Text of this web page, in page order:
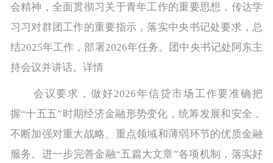
会精神，全面贯彻习关于青年工作的重要思想，传达学
习习对群团工作的重要指示，落实中央书记处要求，总
结2025年工作，部署2026年任务。团中央书记处阿东主
持会议并讲话。详情
会议要求，做好2026年信贷市场工作要准确把
握“十五五”时期经济金融形势变化，统筹发展和安全，
不断加强对重大战略、重点领域和薄弱环节的优质金融
服务。进一步完善金融“五篇大文章”各项机制，落实好